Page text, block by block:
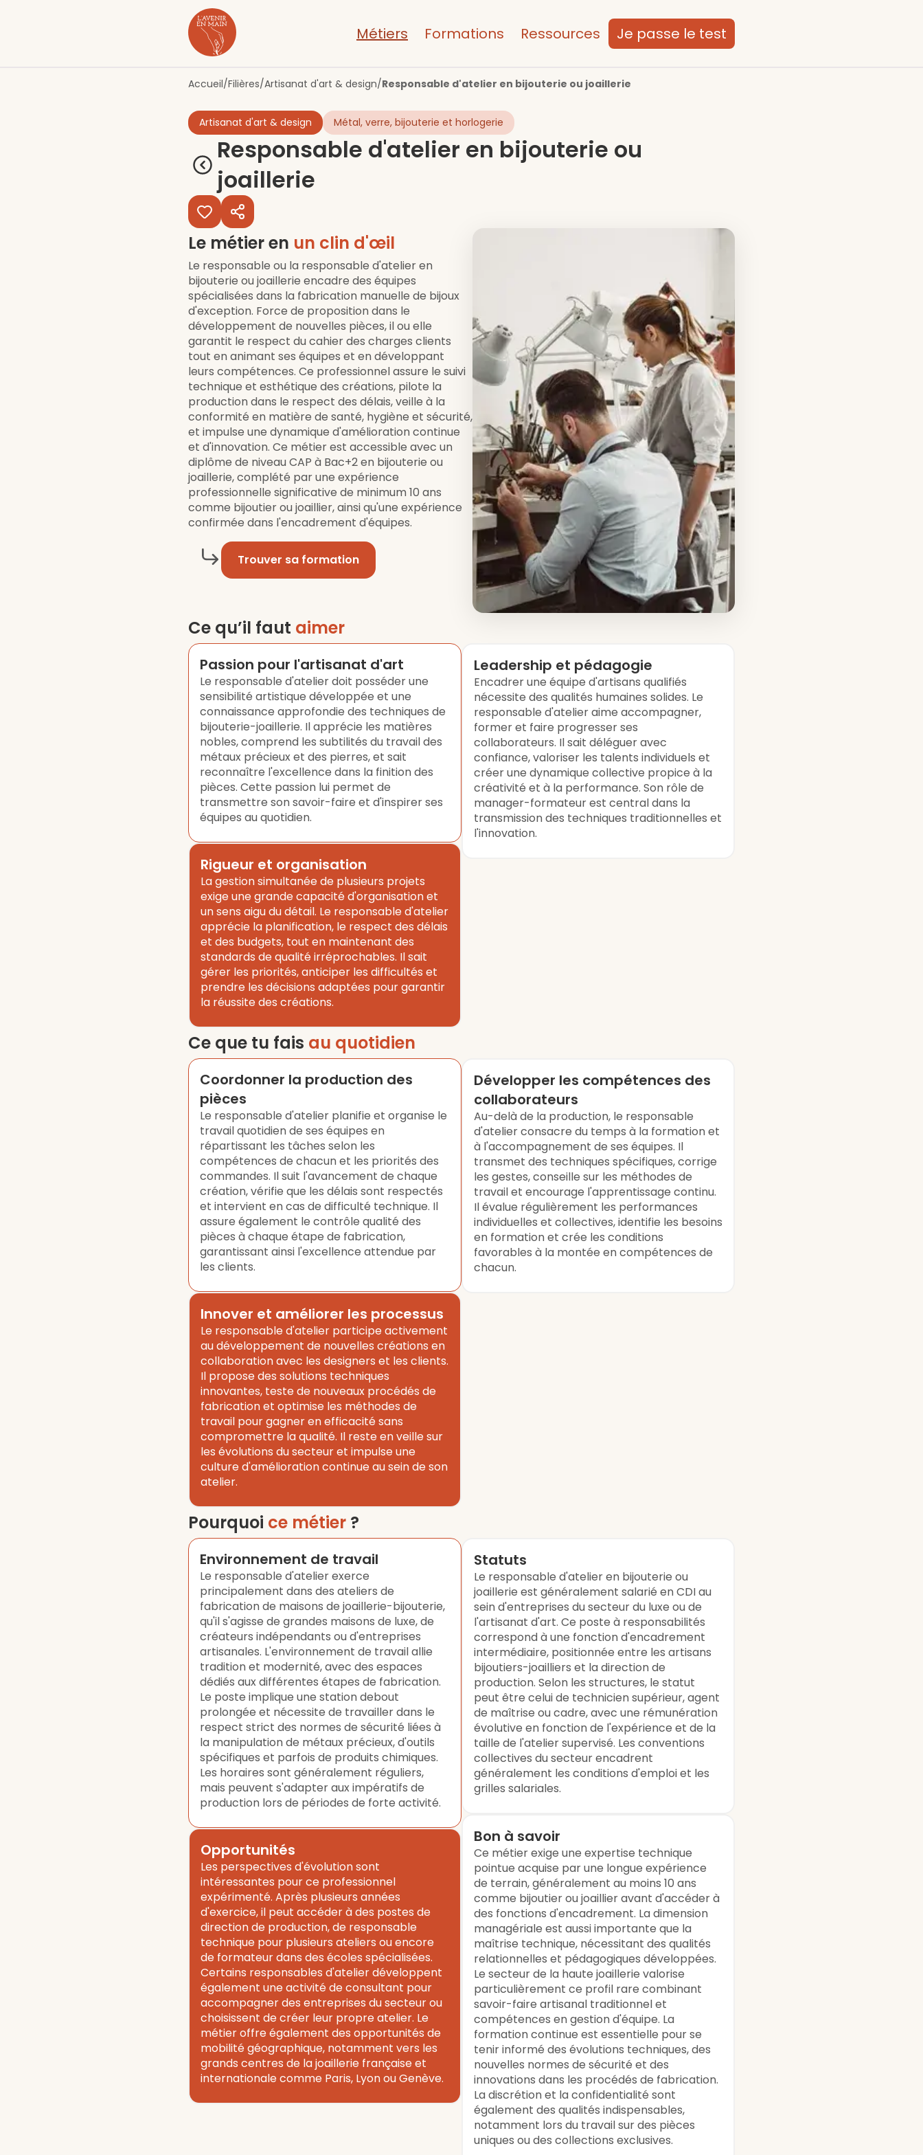
Métiers Formations Ressources Je passe le test
Accueil/Filières/Artisanat d'art & design/Responsable d'atelier en bijouterie ou joaillerie
Artisanat d'art & design Métal, verre, bijouterie et horlogerie
Responsable d'atelier en bijouterie ou
joaillerie
Le métier en un clin d'œil
Le responsable ou la responsable d'atelier en
bijouterie ou joaillerie encadre des équipes
spécialisées dans la fabrication manuelle de bijoux
d'exception. Force de proposition dans le
développement de nouvelles pièces, il ou elle
garantit le respect du cahier des charges clients
tout en animant ses équipes et en développant
leurs compétences. Ce professionnel assure le suivi
technique et esthétique des créations, pilote la
production dans le respect des délais, veille à la
conformité en matière de santé, hygiène et sécurité,
et impulse une dynamique d'amélioration continue
et d'innovation. Ce métier est accessible avec un
diplôme de niveau CAP à Bac+2 en bijouterie ou
joaillerie, complété par une expérience
professionnelle significative de minimum 10 ans
comme bijoutier ou joaillier, ainsi qu'une expérience
confirmée dans l'encadrement d'équipes.
Trouver sa formation
Ce qu’il faut aimer
Passion pour l'artisanat d'art
Le responsable d'atelier doit posséder une
sensibilité artistique développée et une
connaissance approfondie des techniques de
bijouterie-joaillerie. Il apprécie les matières
nobles, comprend les subtilités du travail des
métaux précieux et des pierres, et sait
reconnaître l'excellence dans la finition des
pièces. Cette passion lui permet de
transmettre son savoir-faire et d'inspirer ses
équipes au quotidien.
Rigueur et organisation
La gestion simultanée de plusieurs projets
exige une grande capacité d'organisation et
un sens aigu du détail. Le responsable d'atelier
apprécie la planification, le respect des délais
et des budgets, tout en maintenant des
standards de qualité irréprochables. Il sait
gérer les priorités, anticiper les difficultés et
prendre les décisions adaptées pour garantir
la réussite des créations.
Leadership et pédagogie
Encadrer une équipe d'artisans qualifiés
nécessite des qualités humaines solides. Le
responsable d'atelier aime accompagner,
former et faire progresser ses
collaborateurs. Il sait déléguer avec
confiance, valoriser les talents individuels et
créer une dynamique collective propice à la
créativité et à la performance. Son rôle de
manager-formateur est central dans la
transmission des techniques traditionnelles et
l'innovation.
Ce que tu fais au quotidien
Coordonner la production des
pièces
Le responsable d'atelier planifie et organise le
travail quotidien de ses équipes en
répartissant les tâches selon les
compétences de chacun et les priorités des
commandes. Il suit l'avancement de chaque
création, vérifie que les délais sont respectés
et intervient en cas de difficulté technique. Il
assure également le contrôle qualité des
pièces à chaque étape de fabrication,
garantissant ainsi l'excellence attendue par
les clients.
Innover et améliorer les processus
Le responsable d'atelier participe activement
au développement de nouvelles créations en
collaboration avec les designers et les clients.
Il propose des solutions techniques
innovantes, teste de nouveaux procédés de
fabrication et optimise les méthodes de
travail pour gagner en efficacité sans
compromettre la qualité. Il reste en veille sur
les évolutions du secteur et impulse une
culture d'amélioration continue au sein de son
atelier.
Développer les compétences des
collaborateurs
Au-delà de la production, le responsable
d'atelier consacre du temps à la formation et
à l'accompagnement de ses équipes. Il
transmet des techniques spécifiques, corrige
les gestes, conseille sur les méthodes de
travail et encourage l'apprentissage continu.
Il évalue régulièrement les performances
individuelles et collectives, identifie les besoins
en formation et crée les conditions
favorables à la montée en compétences de
chacun.
Pourquoi ce métier ?
Environnement de travail
Le responsable d'atelier exerce
principalement dans des ateliers de
fabrication de maisons de joaillerie-bijouterie,
qu'il s'agisse de grandes maisons de luxe, de
créateurs indépendants ou d'entreprises
artisanales. L'environnement de travail allie
tradition et modernité, avec des espaces
dédiés aux différentes étapes de fabrication.
Le poste implique une station debout
prolongée et nécessite de travailler dans le
respect strict des normes de sécurité liées à
la manipulation de métaux précieux, d'outils
spécifiques et parfois de produits chimiques.
Les horaires sont généralement réguliers,
mais peuvent s'adapter aux impératifs de
production lors de périodes de forte activité.
Opportunités
Les perspectives d'évolution sont
intéressantes pour ce professionnel
expérimenté. Après plusieurs années
d'exercice, il peut accéder à des postes de
direction de production, de responsable
technique pour plusieurs ateliers ou encore
de formateur dans des écoles spécialisées.
Certains responsables d'atelier développent
également une activité de consultant pour
accompagner des entreprises du secteur ou
choisissent de créer leur propre atelier. Le
métier offre également des opportunités de
mobilité géographique, notamment vers les
grands centres de la joaillerie française et
internationale comme Paris, Lyon ou Genève.
Statuts
Le responsable d'atelier en bijouterie ou
joaillerie est généralement salarié en CDI au
sein d'entreprises du secteur du luxe ou de
l'artisanat d'art. Ce poste à responsabilités
correspond à une fonction d'encadrement
intermédiaire, positionnée entre les artisans
bijoutiers-joailliers et la direction de
production. Selon les structures, le statut
peut être celui de technicien supérieur, agent
de maîtrise ou cadre, avec une rémunération
évolutive en fonction de l'expérience et de la
taille de l'atelier supervisé. Les conventions
collectives du secteur encadrent
généralement les conditions d'emploi et les
grilles salariales.
Bon à savoir
Ce métier exige une expertise technique
pointue acquise par une longue expérience
de terrain, généralement au moins 10 ans
comme bijoutier ou joaillier avant d'accéder à
des fonctions d'encadrement. La dimension
managériale est aussi importante que la
maîtrise technique, nécessitant des qualités
relationnelles et pédagogiques développées.
Le secteur de la haute joaillerie valorise
particulièrement ce profil rare combinant
savoir-faire artisanal traditionnel et
compétences en gestion d'équipe. La
formation continue est essentielle pour se
tenir informé des évolutions techniques, des
nouvelles normes de sécurité et des
innovations dans les procédés de fabrication.
La discrétion et la confidentialité sont
également des qualités indispensables,
notamment lors du travail sur des pièces
uniques ou des collections exclusives.